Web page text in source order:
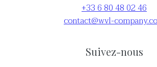
+33 6 80 48 02 46
contact@wvl-
Suivez-nous